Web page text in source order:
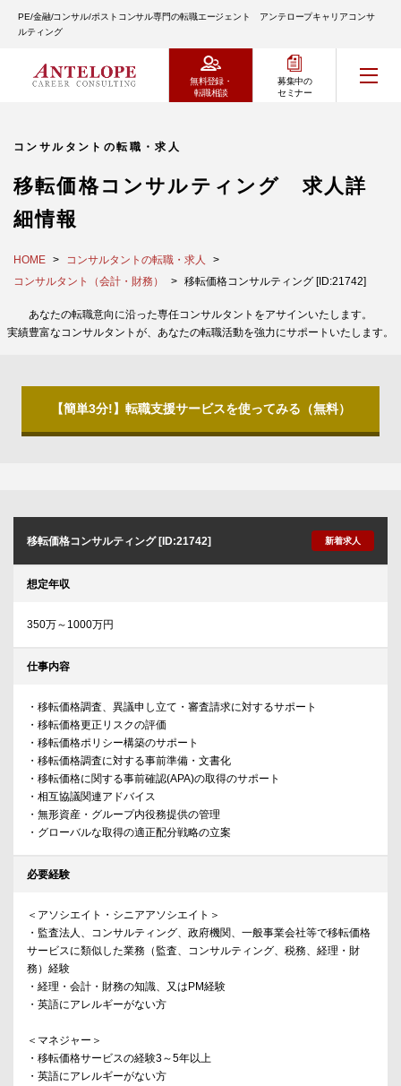
PE/金融/コンサル/ポストコンサル専門の転職エージェント アンテロープキャリアコンサ
ルティング
無料登録・
転職相談
募集中の
セミナー
コンサルタントの転職・求人
移転価格コンサルティング 求人詳
細情報
HOME
コンサルタントの転職・求人
コンサルタント（会計・財務）
移転価格コンサルティング [ID:21742]
あなたの転職意向に沿った専任コンサルタントをアサインいたします。
実績豊富なコンサルタントが、あなたの転職活動を強力にサポートいたします。
【簡単3分!】転職支援サービスを使ってみる（無料）
移転価格コンサルティング [ID:21742] 新着求人
想定年収
350万～1000万円
仕事内容
・移転価格調査、異議申し立て・審査請求に対するサポート
・移転価格更正リスクの評価
・移転価格ポリシー構築のサポート
・移転価格調査に対する事前準備・文書化
・移転価格に関する事前確認(APA)の取得のサポート
・相互協議関連アドバイス
・無形資産・グループ内役務提供の管理
・グローバルな取得の適正配分戦略の立案
必要経験
＜アソシエイト・シニアアソシエイト＞
・監査法人、コンサルティング、政府機関、一般事業会社等で移転価格
サービスに類似した業務（監査、コンサルティング、税務、経理・財
務）経験
・経理・会計・財務の知識、又はPM経験
・英語にアレルギーがない方
＜マネジャー＞
・移転価格サービスの経験3～5年以上
・英語にアレルギーがない方